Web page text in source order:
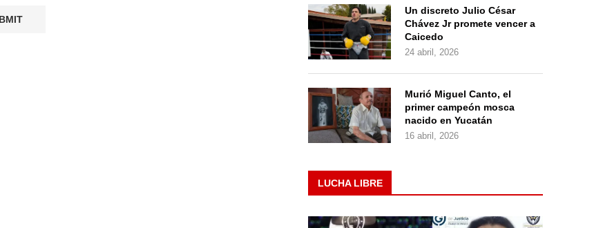
Un discreto Julio César
Chávez Jr promete vencer a
Caicedo
24 abril, 2026
Murió Miguel Canto, el
primer campeón mosca
nacido en Yucatán
16 abril, 2026
LUCHA LIBRE